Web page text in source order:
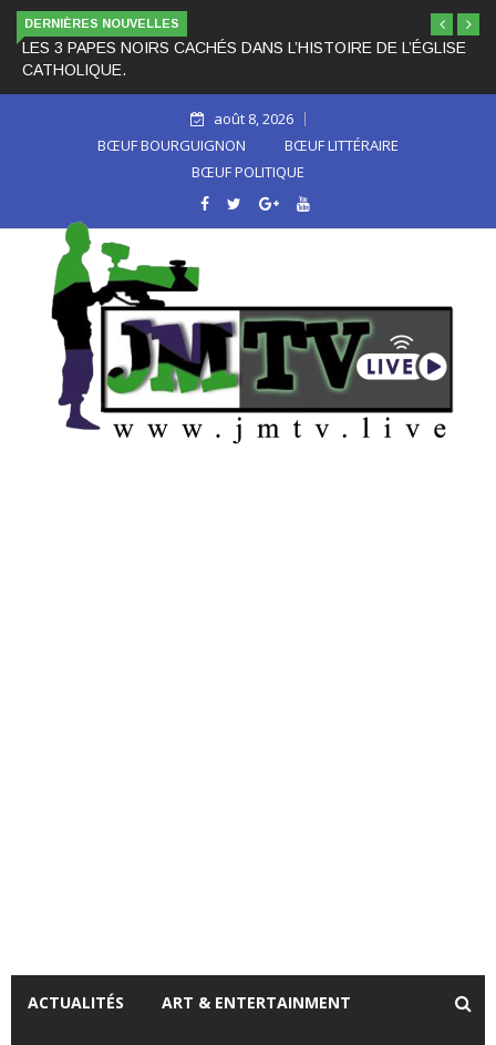
DERNIÈRES NOUVELLES
LES 3 PAPES NOIRS CACHÉS DANS L’HISTOIRE DE L’ÉGLISE
CATHOLIQUE.
août 8, 2026
BŒUF BOURGUIGNON
BŒUF LITTÉRAIRE
BŒUF POLITIQUE
ACTUALITÉS ART & ENTERTAINMENT